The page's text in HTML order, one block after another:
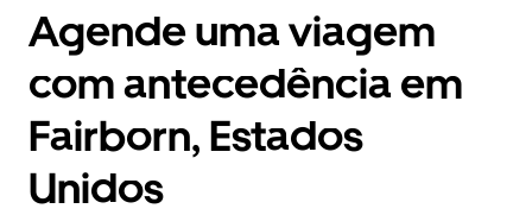
Agende uma viagem
com antecedência em
Fairborn, Estados
Unidos